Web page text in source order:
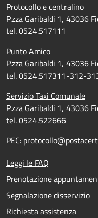
Protocollo e centralino
P.zza Garibaldi 1, 43036
tel. 0524.517111
Punto Amico
P.zza Garibaldi 1, 43036
tel. 0524.517311-312-
Servizio Taxi Comunale
P.zza Garibaldi 1, 43036
tel. 0524.522666
PEC:
Leggi le FAQ
Prenotazione
Segnalazione disservizio
Richiesta assistenza